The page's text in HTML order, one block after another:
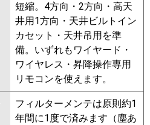
短縮。4方向・2方向・高天
井用1方向・天井ビルトイン
カセット・天井吊用を準
備。いずれもワイヤード・
ワイヤレス・昇降操作専用
リモコンを使えます。
フィルターメンテは原則約1
年間に1度で済みます（塵あ